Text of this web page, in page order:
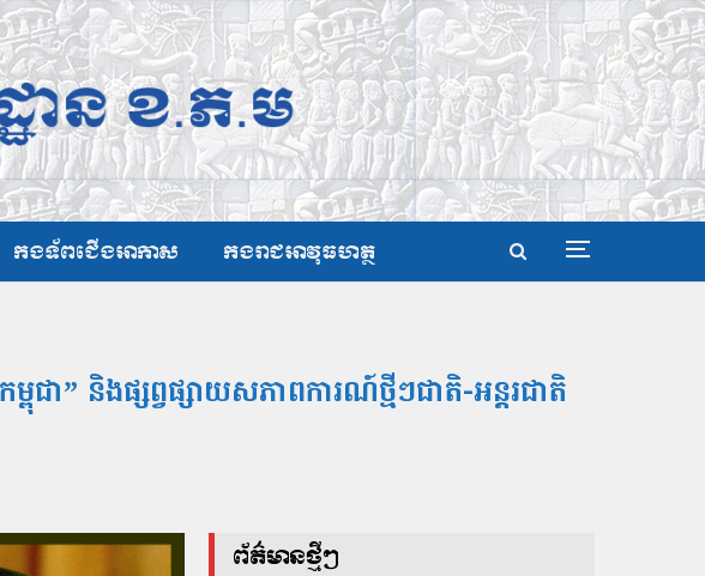
កងទ័ពជើងអាកាស កងរាជអាវុធហត្ថ
” និងផ្សព្វផ្សាយសភាពការណ៍ថ្មីៗជាតិ-អន្តរជាតិ
ព័ត៌មានថ្មីៗ